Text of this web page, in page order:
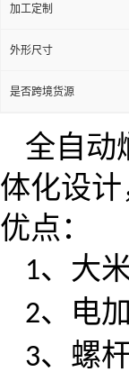
加工定制
外形尺寸
是否跨境货源
全自动
体化设
优点：
1、大
2、电
3、螺